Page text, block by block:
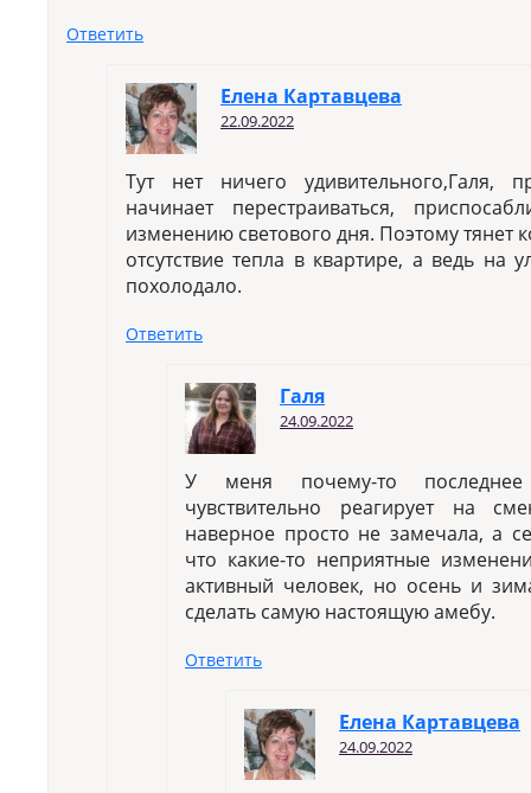
Ответить
Елена Картавцева
22.09.2022
Тут нет ничего удивительного,Галя,
начинает перестраиваться,
изменению светового дня. Поэтому тянет
отсутствие тепла в квартире, а ведь на
похолодало.
Ответить
Галя
24.09.2022
У меня почему-то
чувствительно реагирует на
наверное просто не замечала, а
что какие-то неприятные
активный человек, но осень и
сделать самую настоящую амебу.
Ответить
Елена Картавцева
24.09.2022